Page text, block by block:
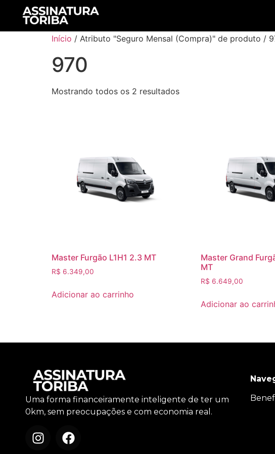
Início / Atributo "Seguro Mensal (Compra)" de produto /
970
Mostrando todos os 2 resultados
Master Furgão L1H1 2.3 MT
R$ 6.349,00
Adicionar ao carrinho
Master Grand
MT
R$ 6.649,00
Adicionar ao
Uma forma financeiramente inteligente de ter um
0km, sem preocupações e com economia real.